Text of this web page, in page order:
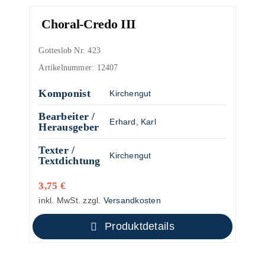
Choral-Credo III
Gotteslob Nr. 423
Artikelnummer: 12407
Komponist Kirchengut
Bearbeiter /
Herausgeber
Erhard, Karl
Texter /
Textdichtung
Kirchengut
3,75 €
inkl. MwSt. zzgl. Versandkosten
Produktdetails